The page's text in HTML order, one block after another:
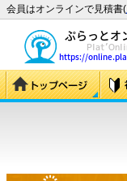
会員はオンラインで見積書(